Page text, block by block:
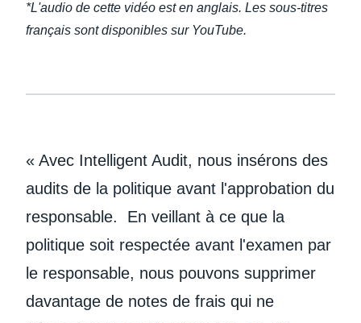
*L'audio de cette vidéo est en anglais. Les sous-titres
français sont disponibles sur YouTube.
« Avec Intelligent Audit, nous insérons des
audits de la politique avant l'approbation du
responsable. En veillant à ce que la
politique soit respectée avant l'examen par
le responsable, nous pouvons supprimer
davantage de notes de frais qui ne